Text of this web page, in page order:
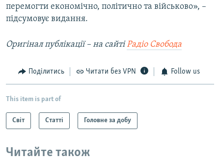
перемогти економічно, політично та військово», –
підсумовує видання.
Оригінал публікації – на сайтіРадіо Свобода
Поділитись Читати без VPN Follow us
This item is part of
Світ Статті Головне за добу
Читайте також